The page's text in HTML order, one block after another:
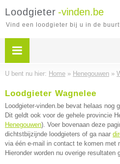
Loodgieter -vinden.be
Vind een loodgieter bij u in de
U bent nu hier: Home » Henegouwen »
Loodgieter Wagnelee
Loodgieter-vinden.be bevat helaas nog
Dit geldt ook voor de gehele provincie
Henegouwen). Voer bovenaan deze
dichtstbijzijnde loodgieters of ga naar
via één e-mail in contact te komen met
Hieronder worden nu overige resultaten